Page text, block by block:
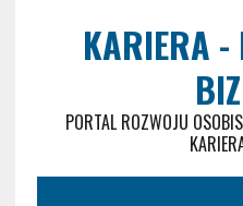
KARIERA -
PORTAL ROZWOJU